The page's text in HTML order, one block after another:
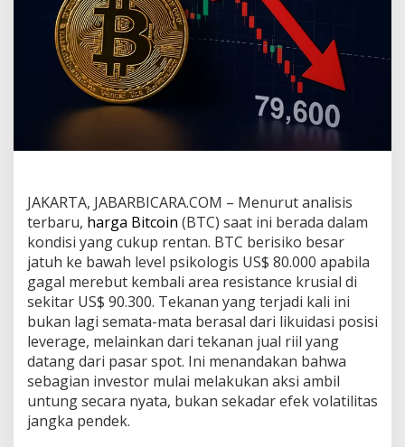
t
c
o
i
n
e
b
a
,
n
v
e
s
t
o
r
P
n
JAKARTA, JABARBICARA.COM – Menurut analisis
terbaru, harga Bitcoin (BTC) saat ini berada dalam
kondisi yang cukup rentan. BTC berisiko besar
jatuh ke bawah level psikologis US$ 80.000 apabila
gagal merebut kembali area resistance krusial di
sekitar US$ 90.300. Tekanan yang terjadi kali ini
bukan lagi semata-mata berasal dari likuidasi posisi
leverage, melainkan dari tekanan jual riil yang
datang dari pasar spot. Ini menandakan bahwa
sebagian investor mulai melakukan aksi ambil
untung secara nyata, bukan sekadar efek volatilitas
jangka pendek.